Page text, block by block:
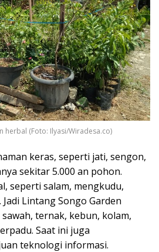
herbal (Foto: Ilyasi/Wiradesa.co)
keras, seperti jati, sengon,
sekitar 5.000 an pohon.
seperti salam, mengkudu,
Lintang Songo Garden
ternak, kebun, kolam,
Saat ini juga
teknologi informasi.